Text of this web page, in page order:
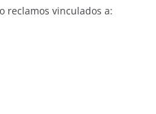
reclamos vinculados a: